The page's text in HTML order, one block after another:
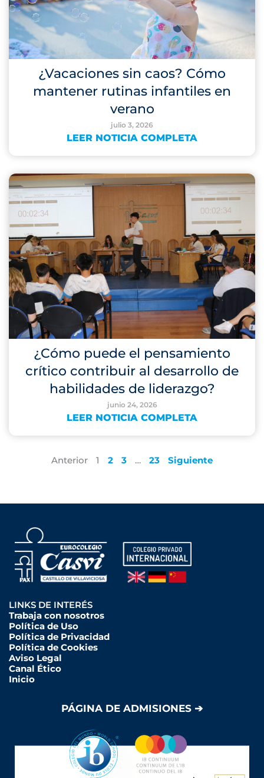
¿Vacaciones sin caos? Cómo
mantener rutinas infantiles en
verano
julio 3, 2026
LEER NOTICIA COMPLETA
¿Cómo puede el pensamiento
crítico contribuir al desarrollo de
habilidades de liderazgo?
junio 24, 2026
LEER NOTICIA COMPLETA
Anterior 1 2 3 … 23 Siguiente
LINKS DE INTERÉS
Trabaja con nosotros
Política de Uso
Política de Privacidad
Política de Cookies
Aviso Legal
Canal Ético
Inicio
PÁGINA DE ADMISIONES ➔